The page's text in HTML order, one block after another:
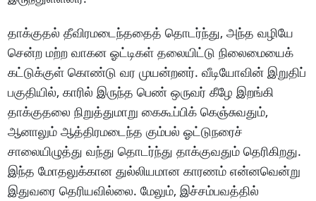
தாக்குதல் தீவிரமடைந்ததைத் தொடர்ந்து, அந்த வழியே
சென்ற மற்ற வாகன ஓட்டிகள் தலையிட்டு நிலைமையைக்
கட்டுக்குள் கொண்டு வர முயன்றனர். வீடியோவின் இறுதிப்
பகுதியில், காரில் இருந்த பெண் ஒருவர் கீழே இறங்கி
தாக்குதலை நிறுத்துமாறு கைகூப்பிக் கெஞ்சுவதும்,
ஆனாலும் ஆத்திரமடைந்த கும்பல் ஓட்டுநரைச்
சாலையிழுத்து வந்து தொடர்ந்து தாக்குவதும் தெரிகிறது.
இந்த மோதலுக்கான துல்லியமான காரணம் என்னவென்று
இதுவரை தெரியவில்லை. மேலும், இச்சம்பவத்தில்